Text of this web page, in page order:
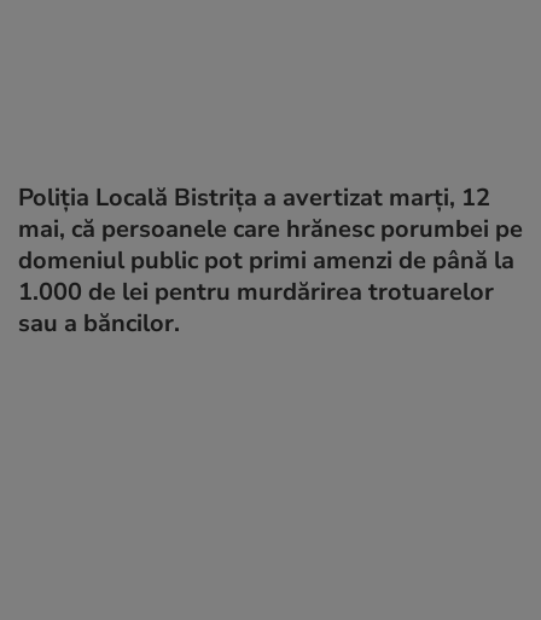
Poliția Locală Bistrița a avertizat marți, 12
mai, că persoanele care hrănesc porumbei pe
domeniul public pot primi amenzi de până la
1.000 de lei pentru murdărirea trotuarelor
sau a băncilor.